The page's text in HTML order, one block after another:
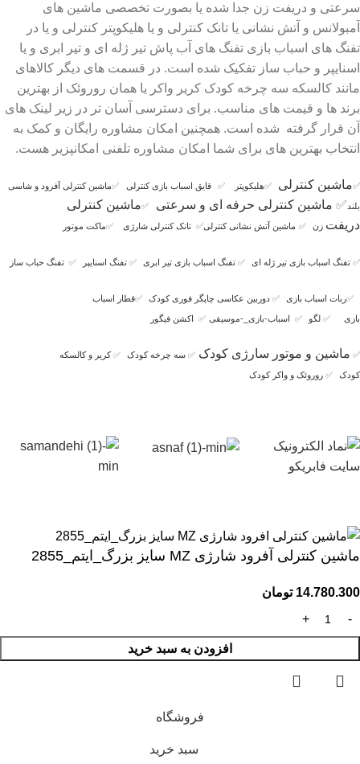
سرعتی و دریفت زن جدا شده یا بصورت تخصصی ماشین های
آمبولانس و آتش نشانی یا تانک کنترلی و یا هلیکوپتر کنترلی و یا در
تفنگ های اسباب بازی تفنگ های آب پاش تیر ژله ای و تیر ابری و یا
اسنایپر و حباب ساز تفکیک شده است. در قسمت های دیگر کالاهای
مانند کالسکه سه چرخه کودک کریر واکر یا همان روروئک از بهترین
برند ها و قیمت های مناسب. برای دسترسی آسان تر در زیر لینک های
آن قرار گرفته شده است. همچنین امکان مشاوره رایگان و کمک به
انتخاب بهترین های برای شما امکان مشاوره تلفنی امکانپزیر هست.
✅ماشین کنترلی ✅هلیکوپتر ✅ قایق اسباب بازی کنترلی ✅ماشین کنترلی آفرود و شاسی
بلند✅ ماشین کنترلی حرفه ای و سرعتی ✅ماشین کنترلی
دریفت زن ✅ ماشین آتش نشانی کنترلی✅ تانک کنترلی شارژی ✅ماکت موتور
✅ تفنگ اسباب بازی تیر ژله ای ✅ تفنگ اسباب بازی تیر ابری ✅ تفنگ اسنایپر ✅ تفنگ حباب ساز
✅ربات اسباب بازی ✅ دوربین عکاسی چاپگر فوری کودک ✅قطار اسباب
بازی ✅ لگو ✅ اسباب-بازی_-موسیقی ✅ اکشن فیگور
✅ ماشین و موتور سارژی کودک ✅ سه چرخه کودک ✅کریر و کالسکه
کودک ✅ روروئک و واکر کودک
ماشین کنترلی آفرود شارژی MZ سایز بزرگ_ایتم_2855
14.780.300 تومان
افزودن به سبد خرید
فروشگاه
سبد خرید